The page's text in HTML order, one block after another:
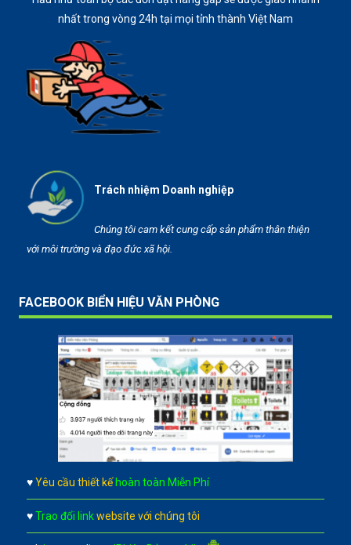
nhất trong vòng 24h tại mọi tỉnh thành Việt Nam
Trách nhiệm Doanh nghiệp
Chúng tôi cam kết cung cấp sản phẩm thân thiện
với môi trường và đạo đức xã hội.
FACEBOOK BIỂN HIỆU VĂN PHÒNG
♥ Yêu cầu thiết kế hoàn toàn Miễn Phí
♥ Trao đổi link website với chúng tôi